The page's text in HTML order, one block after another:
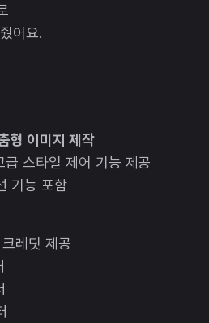
어요.
형 이미지 제작
급 스타일 제어 기능 제공
기능 포함
레딧 제공